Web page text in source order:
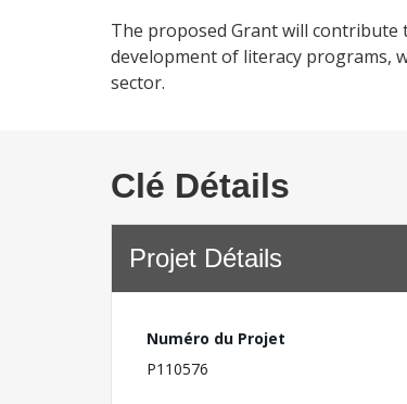
The proposed Grant will contribute
development of literacy programs,
sector.
Clé Détails
Projet Détails
Numéro du Projet
P110576